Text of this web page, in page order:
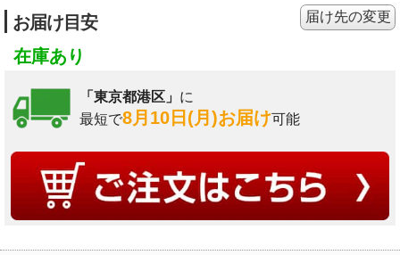
お届け目安
在庫あり
「東京都港区」 に
最短で8月10日(月)お届け可能
届け先の変更